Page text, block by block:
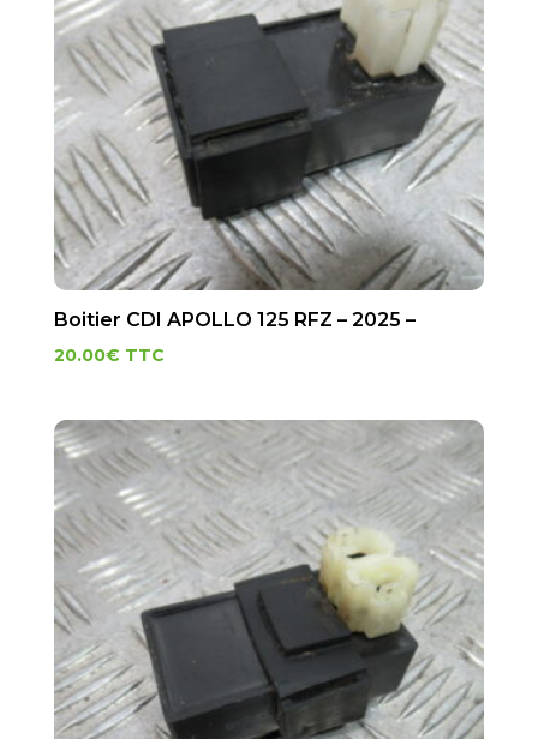
Boitier CDI APOLLO 125 RFZ – 2025 –
20.00€ TTC